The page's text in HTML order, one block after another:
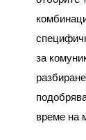
за
време на